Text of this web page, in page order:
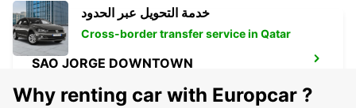
SAO JORGE DOWNTOWN
خدمة التحويل عبر الحدود
Cross-border transfer service in Qatar
Why renting car with Europcar ?